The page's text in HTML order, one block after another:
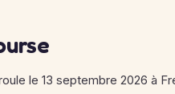
le 13 septembre 2026 à